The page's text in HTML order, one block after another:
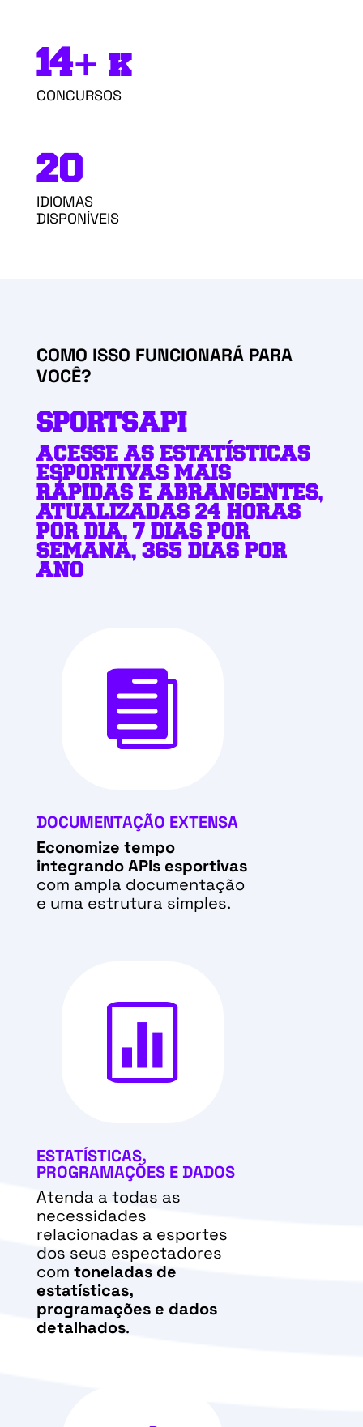
14+ k
CONCURSOS
20
IDIOMAS
DISPONÍVEIS
COMO ISSO FUNCIONARÁ PARA
VOCÊ?
SPORTSAPI
ACESSE AS ESTATÍSTICAS
ESPORTIVAS MAIS
RÁPIDAS E ABRANGENTES,
ATUALIZADAS 24 HORAS
POR DIA, 7 DIAS POR
SEMANA, 365 DIAS POR
ANO

DOCUMENTAÇÃO EXTENSA
Economize tempo
integrando APIs esportivas
com ampla documentação
e uma estrutura simples.

ESTATÍSTICAS,
PROGRAMAÇÕES E DADOS
Atenda a todas as
necessidades
relacionadas a esportes
dos seus espectadores
com toneladas de
estatísticas,
programações e dados
detalhados.